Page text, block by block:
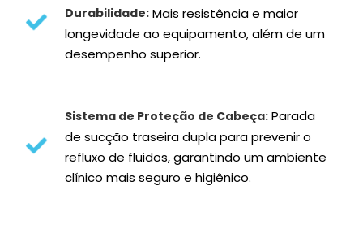
Durabilidade:Mais resistência e maior
longevidade ao equipamento, além de um
desempenho superior.
Sistema de Proteção de Cabeça: Parada
de sucção traseira dupla para prevenir o
refluxo de fluidos, garantindo um ambiente
clínico mais seguro e higiênico.